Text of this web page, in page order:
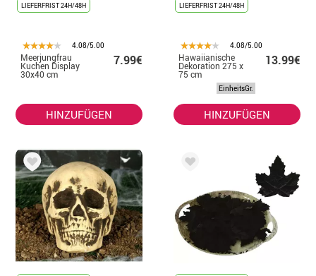
LIEFERFRIST 24H/48H
4.08/5.00
Meerjungfrau
Kuchen Display
30x40 cm
7.99€
HINZUFÜGEN
LIEFERFRIST 24H/48H
4.08/5.00
Hawaiianische
Dekoration 275 x
75 cm
13.99€
EinheitsGr.
HINZUFÜGEN